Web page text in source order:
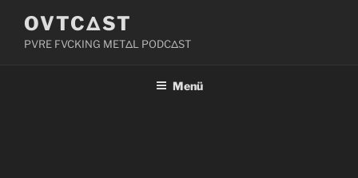
Inhalt
springen
OVTCΔST
PVRE FVCKING METΔL PODCΔST
Menü